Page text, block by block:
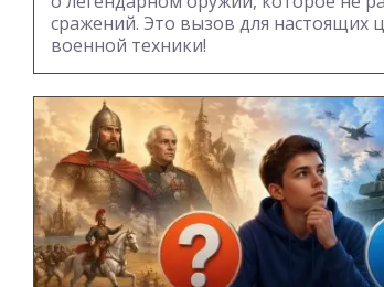
сражений. Это вызов для настоящих
военной техники!